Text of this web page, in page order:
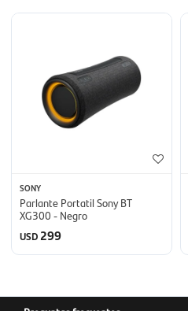
SONY
Parlante Portatil Sony BT
XG300 - Negro
USD299